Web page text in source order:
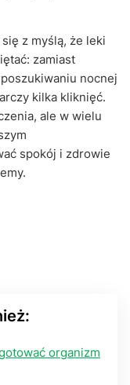
z myślą, że leki
zamiast
nocnej
kilka kliknięć.
ale w wielu
spokój i zdrowie
organizm